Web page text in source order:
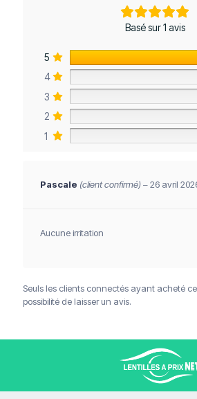
Basé sur 1 avis
5
4
3
2
1
Pascale (client confirmé)–26 avril
Aucune irritation
Seuls les clients connectés ayant acheté
possibilité de laisser un avis.